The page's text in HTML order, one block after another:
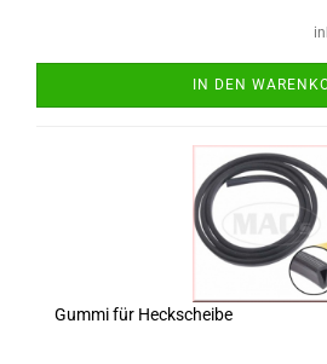
IN DEN
Gummi für Heckscheibe